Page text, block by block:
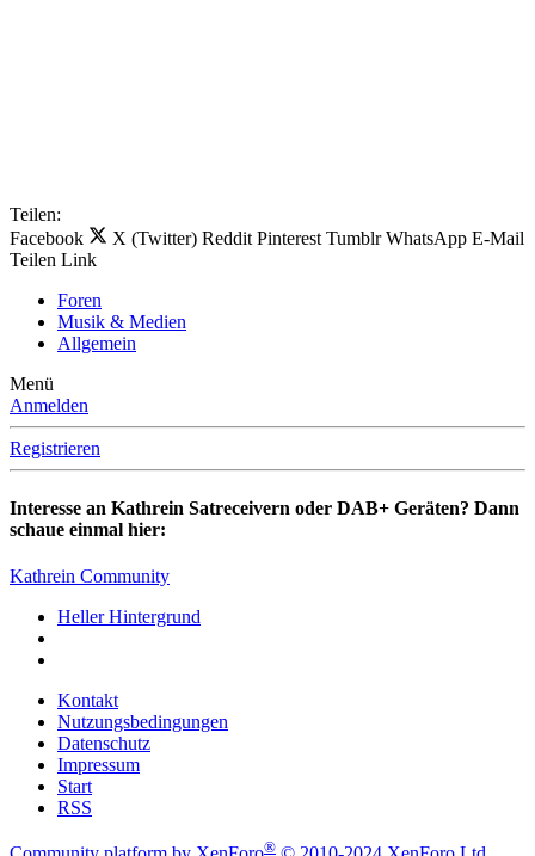
Teilen:
Facebook
X (Twitter) Reddit Pinterest Tumblr WhatsApp E-Mail
Teilen Link
Foren
Musik & Medien
Allgemein
Menü
Anmelden
Registrieren
Interesse an Kathrein Satreceivern oder DAB+ Geräten? Dann
schaue einmal hier:
Kathrein Community
Heller Hintergrund
Kontakt
Nutzungsbedingungen
Datenschutz
Impressum
Start
RSS
®